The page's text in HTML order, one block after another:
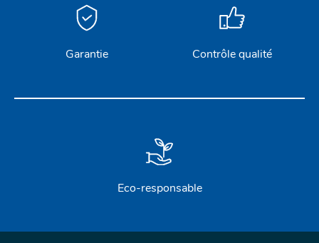
Garantie Contrôle qualité
Eco-responsable